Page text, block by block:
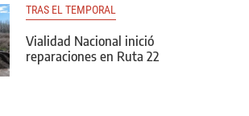
TRAS EL TEMPORAL
Vialidad Nacional inició
reparaciones en Ruta 22